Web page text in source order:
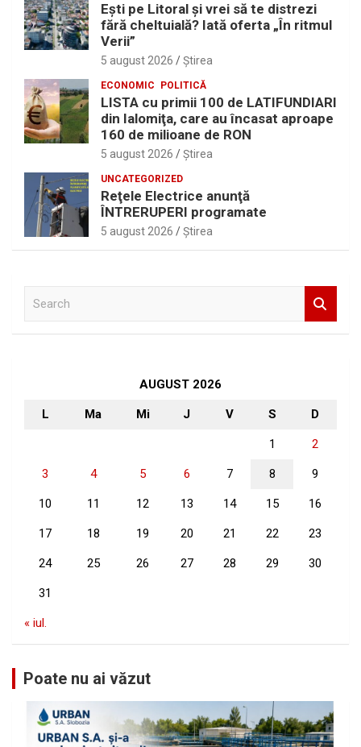
Eşti pe Litoral şi vrei să te distrezi
fără cheltuială? Iată oferta „În ritmul
Verii”
5 august 2026 Ştirea
ECONOMIC POLITICĂ
LISTA cu primii 100 de LATIFUNDIARI
din Ialomiţa, care au încasat aproape
160 de milioane de RON
5 august 2026 Ştirea
UNCATEGORIZED
Reţele Electrice anunţă
ÎNTRERUPERI programate
5 august 2026 Ştirea
AUGUST 2026
L Ma Mi J V S D
1 2
3 4 5 6 7 8 9
10 11 12 13 14 15 16
17 18 19 20 21 22 23
24 25 26 27 28 29 30
31
« iul.
Poate nu ai văzut